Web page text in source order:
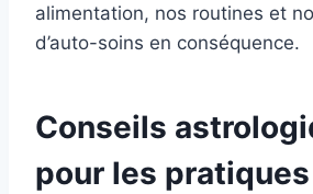
alimentation, nos routines et
d’auto-soins en conséquence.
Conseils
pour les pratiques